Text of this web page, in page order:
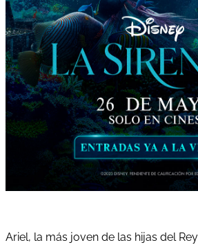
Ariel, la más joven de las hijas del